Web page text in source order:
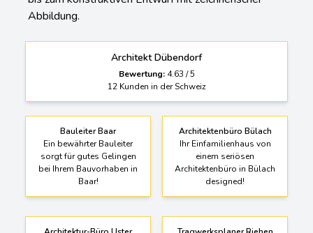
Abbildung.
Architekt Dübendorf
Bewertung: 4.63 /5
12Kunden in der Schweiz
Bauleiter Baar
Ein bewährter Bauleiter
sorgt für gutes Gelingen
bei Ihrem Bauvorhaben in
Baar!
Architektenbüro Bülach
Ihr Einfamilienhaus von
einem seriösen
Architektenbüro in Bülach
designed!